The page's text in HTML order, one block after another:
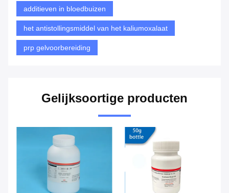
additieven in bloedbuizen
het antistollingsmiddel van het kaliumoxalaat
prp gelvoorbereiding
Gelijksoortige producten